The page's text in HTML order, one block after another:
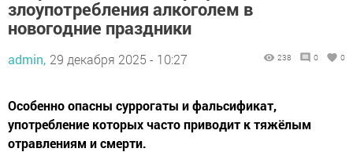
злоупотребления алкоголем в
новогодние праздники
admin, 29 декабря 2025 - 10:27 238 0 0
Особенно опасны суррогаты и фальсификат,
употребление которых часто приводит к тяжёлым
отравлениям и смерти.